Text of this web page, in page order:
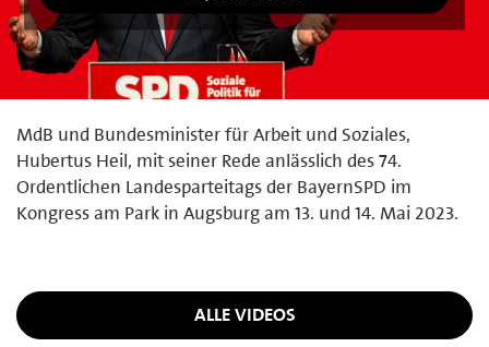
MdB und Bundesminister für Arbeit und Soziales,
Hubertus Heil, mit seiner Rede anlässlich des 74.
Ordentlichen Landesparteitags der BayernSPD im
Kongress am Park in Augsburg am 13. und 14. Mai 2023.
ALLE VIDEOS